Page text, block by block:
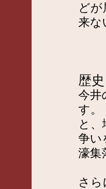
ど
来な
歴史
今井
す。
と
争い
濠集
さ